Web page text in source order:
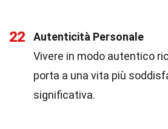
22
Autenticità Personale
Vivere in modo autentico
porta a una vita più
significativa.